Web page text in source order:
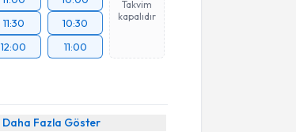
11:30
12:00
10:30
11:00
Takvim
kapalıdır
Daha Fazla Göster